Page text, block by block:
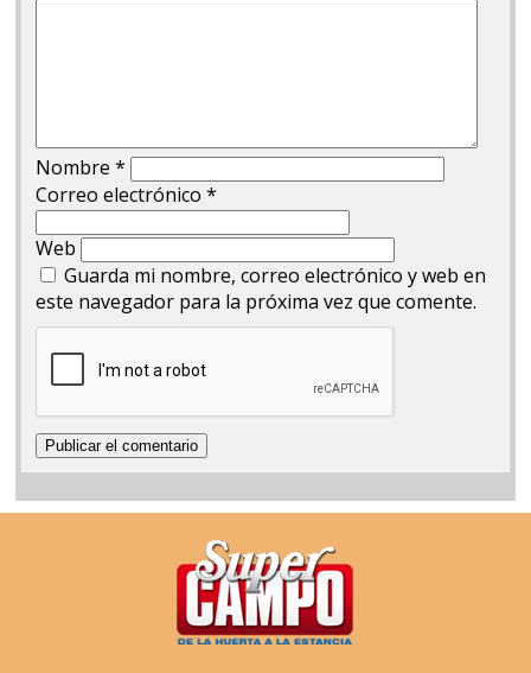
Nombre*
Correo electrónico*
Web
Guarda mi nombre, correo electrónico y web en
este navegador para la próxima vez que comente.